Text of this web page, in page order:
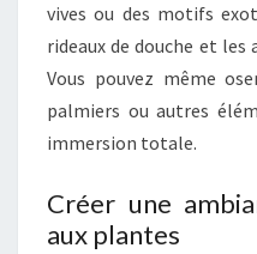
vives ou des motifs
rideaux de douche et les
Vous pouvez même
palmiers ou autres
immersion totale.
Créer une
aux plantes